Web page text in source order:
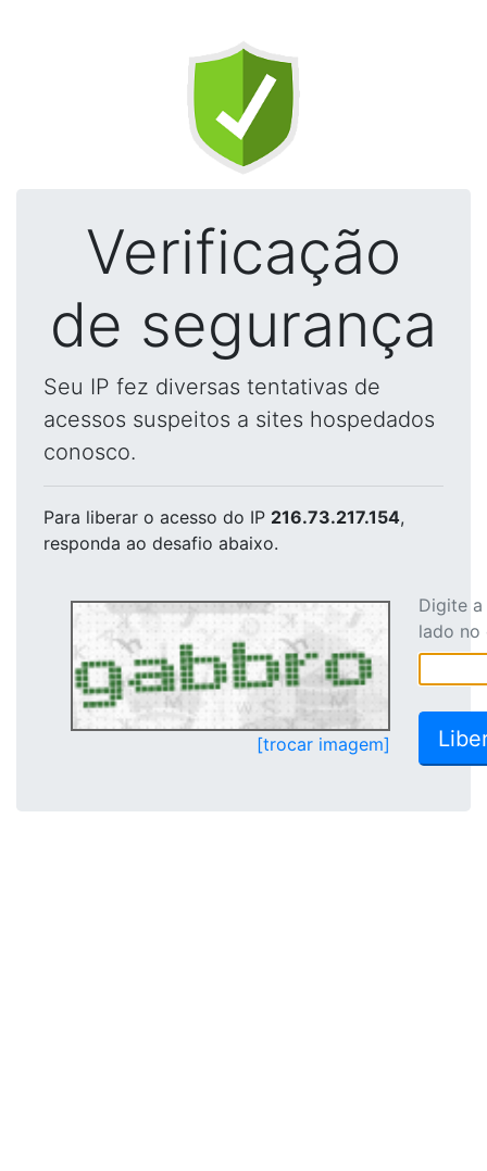
Verificação
de segurança
Seu IP fez diversas tentativas de
acessos suspeitos a sites hospedados
conosco.
Para liberar o acesso do IP 216.73.217.154,
responda ao desafio abaixo.
[trocar imagem]
Digite
lado no